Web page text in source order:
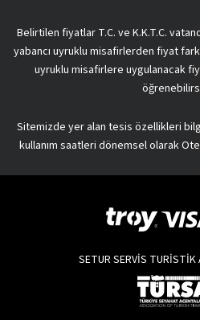
Belirtilen fiyatlar T.C. ve K.K.T.C.
yabancı uyruklu misafirlerden fiyat
uyruklu misafirlere uygulanacak
Sitemizde yer alan tesis özellikleri
kullanım saatleri dönemsel olarak
SETUR SERVİS TURİSTİK